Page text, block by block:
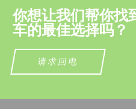
你想让我们帮你找
车的最佳选择吗？
请求回电